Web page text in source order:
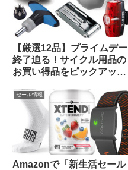
【厳選12品】プライムデー
終了迫る！サイクル用品の
お買い得品をピックアップ
セール情報
Amazonで「新生活セール